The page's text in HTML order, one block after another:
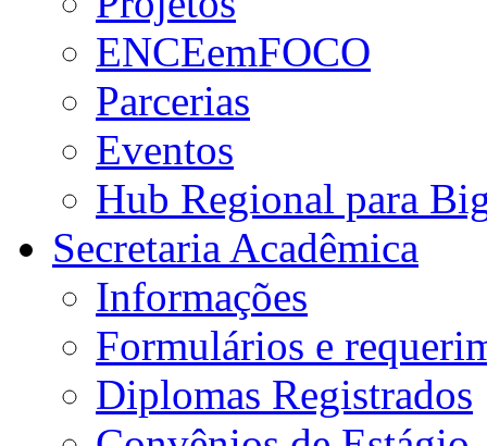
ENCEemFOCO
Parcerias
Eventos
Hub Regional para
Secretaria Acadêmica
Informações
Formulários e
Diplomas Registrados